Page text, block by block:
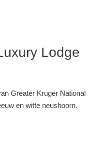
Lodge
Greater Kruger National
en witte neushoorn.